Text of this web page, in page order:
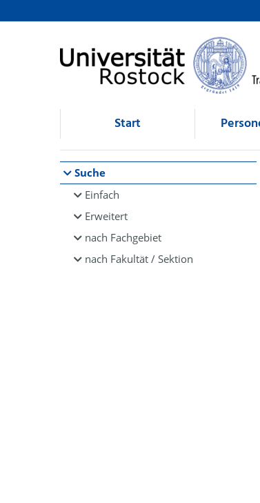
Browsen
direkt zum Inhalt
Start
Suche
Einfach
Erweitert
nach Fachgebiet
nach Fakultät / Sektion